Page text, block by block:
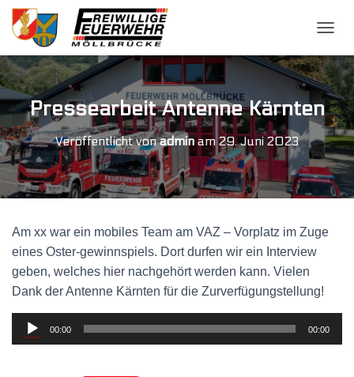
A
V
I
G
A
T
I
O
N
U
C
N
Pressearbeit Antenne Kärnten
Veröffentlicht vonadmin am 29. Juni 2023
Am xx war ein mobiles Team am VAZ – Vorplatz im Zuge
eines Oster-gewinnspiels. Dort durfen wir ein Interview
geben, welches hier nachgehört werden kann. Vielen
Dank der Antenne Kärnten für die Zurverfügungstellung!
Audio-
Player
00:00 00:00